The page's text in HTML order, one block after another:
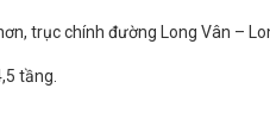
trục chính đường Long Vân –
tầng.